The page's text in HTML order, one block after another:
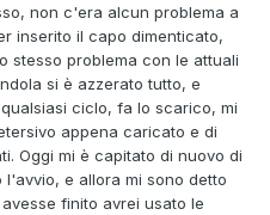
non c'era alcun problema a
inserito il capo dimenticato,
stesso problema con le attuali
si è azzerato tutto, e
ciclo, fa lo scarico, mi
appena caricato e di
Oggi mi è capitato di nuovo di
e allora mi sono detto
finito avrei usato le